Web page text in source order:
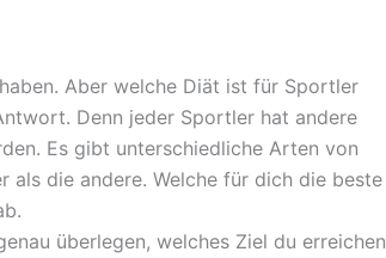
Aber welche Diät ist für Sportler
Denn jeder Sportler hat andere
Es gibt unterschiedliche Arten von
als die andere. Welche für dich die beste
überlegen, welches Ziel du erreichen